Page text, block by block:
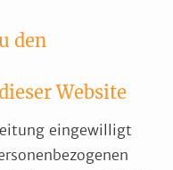
den
Website
eingewilligt